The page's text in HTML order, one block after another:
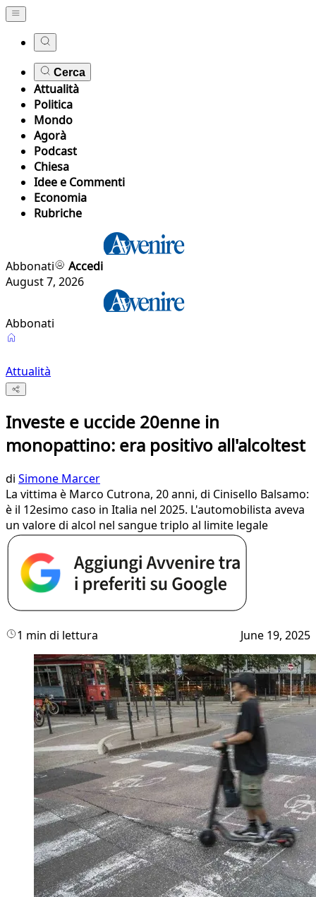
Cerca
Attualità
Politica
Mondo
Agorà
Podcast
Chiesa
Idee e Commenti
Economia
Rubriche
Abbonati
Accedi
August 7, 2026
Abbonati
Attualità
Investe e uccide 20enne in
monopattino: era positivo all'alcoltest
di Simone Marcer
La vittima è Marco Cutrona, 20 anni, di Cinisello Balsamo:
è il 12esimo caso in Italia nel 2025. L'automobilista aveva
un valore di alcol nel sangue triplo al limite legale
1 min di lettura June 19, 2025